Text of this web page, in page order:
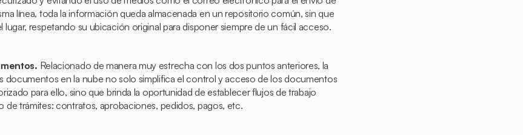
línea, toda la información queda almacenada en un repositorio común, sin que
lugar, respetando su ubicación original para disponer siempre de un fácil acceso.
Relacionado de manera muy estrecha con los dos puntos anteriores, la
documentos en la nube no solo simplifica el control y acceso de los documentos
para ello, sino que brinda la oportunidad de establecer flujos de trabajo
de trámites: contratos, aprobaciones, pedidos, pagos, etc.